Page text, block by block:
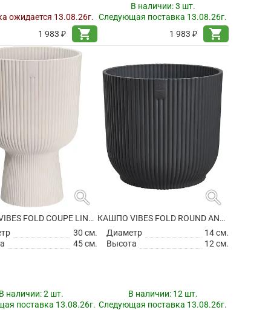
ожидается 13.08.26г.
1 983 ₽
shopping_cart
В наличии:3 шт.
Следующая поставка 13.08.26г.
1 983 ₽
shopping_cart
search
КАШПО VIBES FOLD COUPE LINEN WHITE
30 см.
45 см.
наличии:2 шт.
поставка 13.08.26г.
search
КАШПО VIBES FOLD ROUND ANTHRACITE
Диаметр
14 см.
Высота
12 см.
В наличии: 12 шт.
Следующая поставка 13.08.26г.